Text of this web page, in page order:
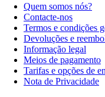
Quem somos nós?
Contacte-nos
Termos e condições
Devoluções e
Informação legal
Meios de pagamento
Tarifas e opções de
Nota de Privacidade